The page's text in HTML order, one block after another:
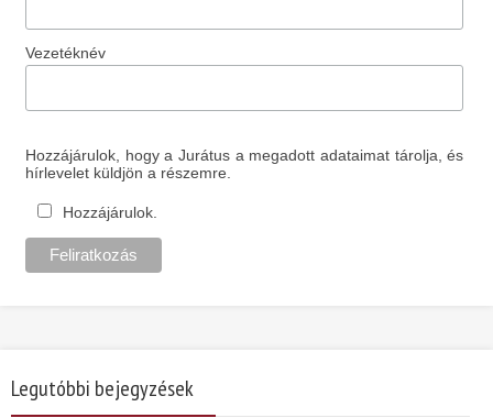
Vezetéknév
Hozzájárulok, hogy a Jurátus a megadott adataimat tárolja, és
hírlevelet küldjön a részemre.
Hozzájárulok.
Legutóbbi bejegyzések